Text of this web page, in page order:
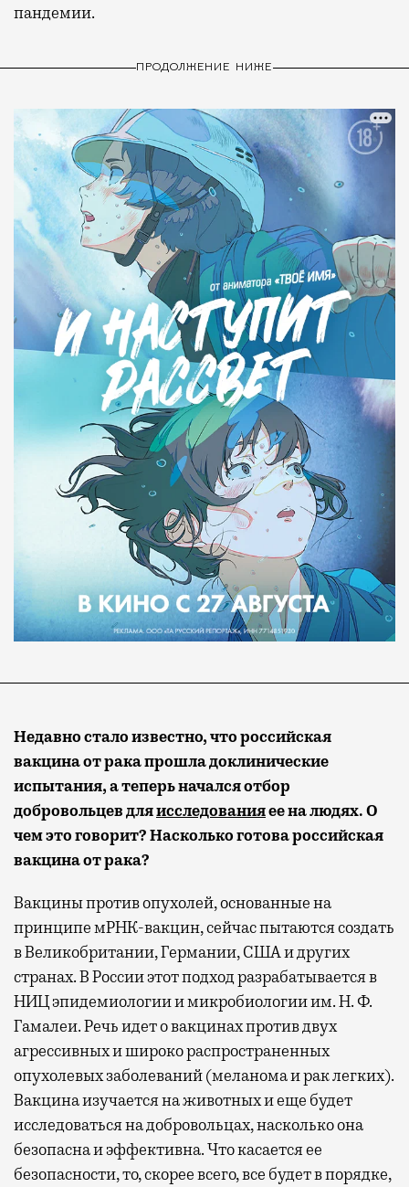
пандемии.
ПРОДОЛЖЕНИЕ НИЖЕ
Недавно стало известно, что российская
вакцина от рака прошла доклинические
испытания, а теперь начался отбор
добровольцев дляисследованияее на людях. О
чем это говорит? Насколько готова российская
вакцина от рака?
Вакцины против опухолей, основанные на
принципе мРНК-вакцин, сейчас пытаются создать
в Великобритании, Германии, США и других
странах. В России этот подход разрабатывается в
НИЦ эпидемиологии и микробиологии им. Н. Ф.
Гамалеи. Речь идет о вакцинах против двух
агрессивных и широко распространенных
опухолевых заболеваний (меланома и рак легких).
Вакцина изучается на животных и еще будет
исследоваться на добровольцах, насколько она
безопасна и эффективна. Что касается ее
безопасности, то, скорее всего, все будет в порядке,